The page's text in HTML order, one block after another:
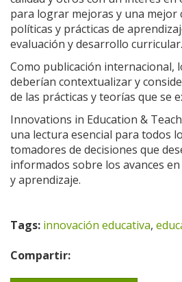
para lograr mejoras y una mejor
políticas y prácticas de
evaluación y desarrollo curricular.
Como publicación internacional,
deberían contextualizar y
de las prácticas y teorías que se
Innovations in Education &
una lectura esencial para todos
tomadores de decisiones que
informados sobre los avances
y aprendizaje.
Tags: innovación educativa,
Compartir: